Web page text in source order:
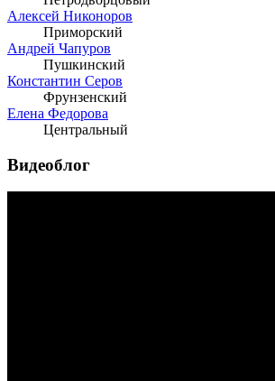
Алексей Никоноров
Приморский
Андрей Чапуров
Пушкинский
Константин Серов
Фрунзенский
Елена Федорова
Центральный
Видеоблог